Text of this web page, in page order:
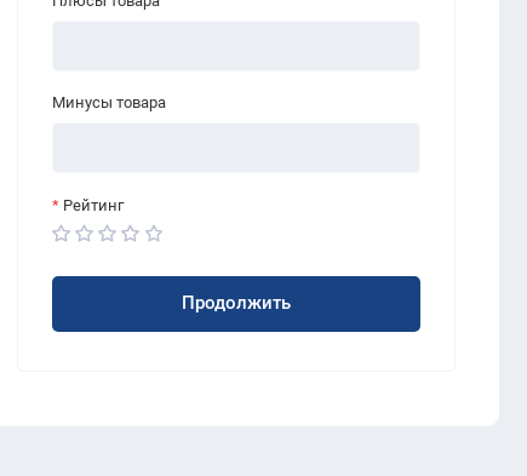
Минусы товара
Рейтинг
Продолжить